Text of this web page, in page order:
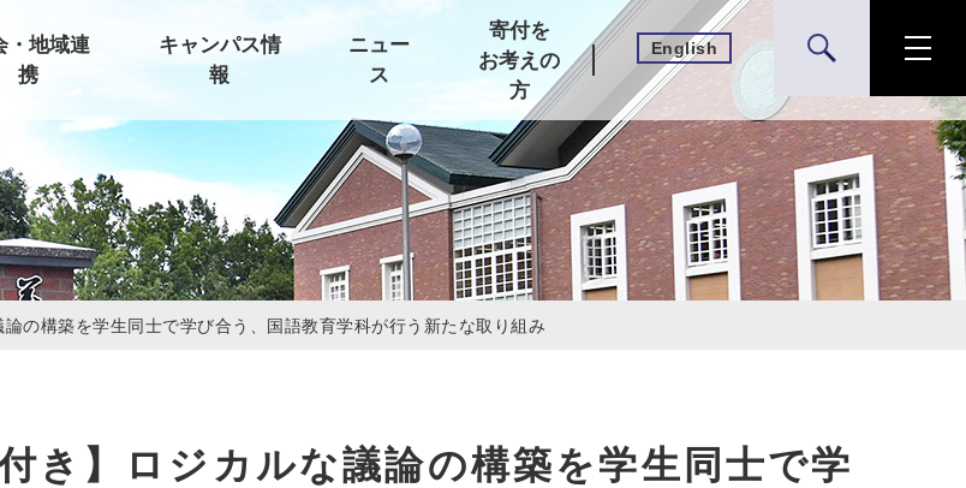
・地域連
携
キャンパス情
報
ニュー
ス
寄付を
お考えの
方
English 検索
論の構築を学生同士で学び合う、国語教育学科が行う新たな取り組み
付き】ロジカルな議論の構築を学生同士で学